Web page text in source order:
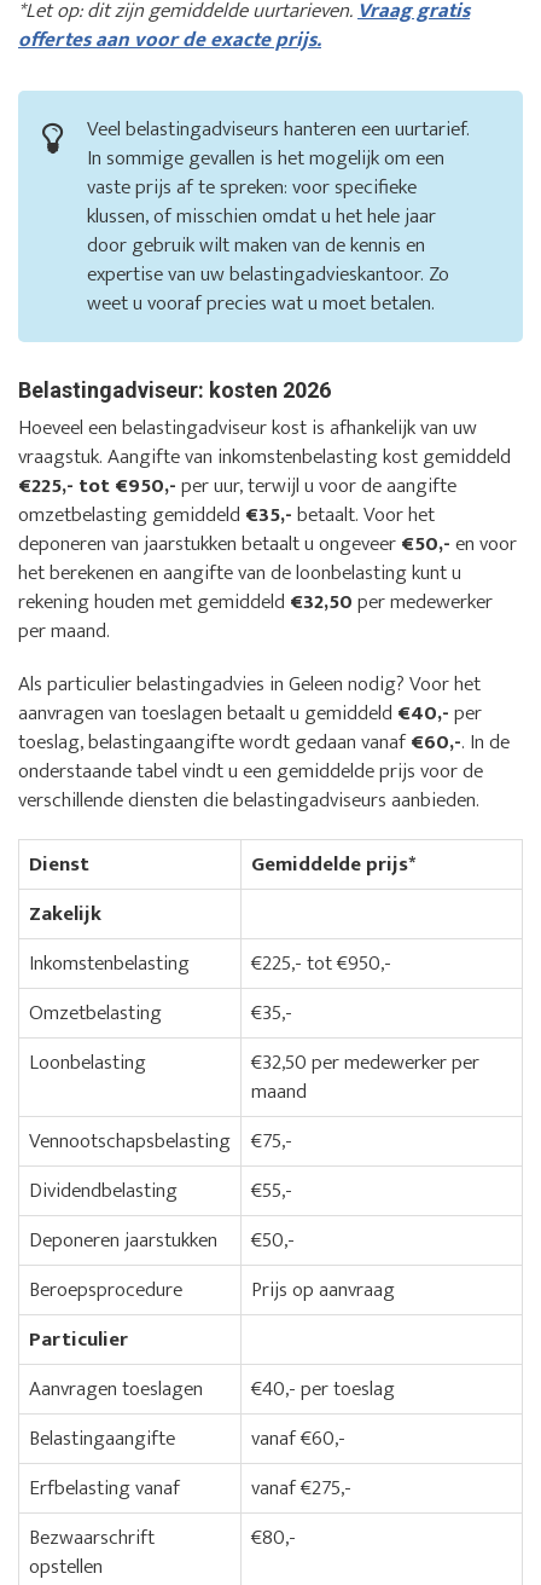
*Let op: dit zijn gemiddelde uurtarieven.Vraag gratis
offertes aan voor de exacte prijs.
Veel belastingadviseurs hanteren een uurtarief.
In sommige gevallen is het mogelijk om een
vaste prijs af te spreken: voor specifieke
klussen, of misschien omdat u het hele jaar
door gebruik wilt maken van de kennis en
expertise van uw belastingadvieskantoor. Zo
weet u vooraf precies wat u moet betalen.
Belastingadviseur: kosten 2026
Hoeveel een belastingadviseur kost is afhankelijk van uw
vraagstuk. Aangifte van inkomstenbelasting kost gemiddeld
€225,- tot €950,-per uur, terwijl u voor de aangifte
omzetbelasting gemiddeld €35,-betaalt. Voor het
deponeren van jaarstukken betaalt u ongeveer€50,-en voor
het berekenen en aangifte van de loonbelasting kunt u
rekening houden met gemiddeld €32,50per medewerker
per maand.
Als particulier belastingadvies in Geleen nodig? Voor het
aanvragen van toeslagen betaalt u gemiddeld €40,-per
toeslag, belastingaangifte wordt gedaan vanaf€60,-. In de
onderstaande tabel vindt u een gemiddelde prijs voor de
verschillende diensten die belastingadviseurs aanbieden.
Dienst
Gemiddelde prijs*
Zakelijk
Inkomstenbelasting
€225,- tot €950,-
Omzetbelasting
€35,-
Loonbelasting
€32,50 per medewerker per
maand
Vennootschapsbelasting
€75,-
Dividendbelasting
€55,-
Deponeren jaarstukken
€50,-
Beroepsprocedure
Prijs op aanvraag
Particulier
Aanvragen toeslagen
€40,- per toeslag
Belastingaangifte
vanaf €60,-
Erfbelasting vanaf
vanaf €275,-
Bezwaarschrift
opstellen
€80,-